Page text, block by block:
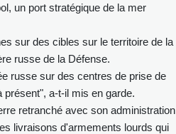
un port stratégique de la mer
sur des cibles sur le territoire de la
russe de la Défense.
russe sur des centres de prise de
a-t-il mis en garde.
retranché avec son administration
livraisons d'armements lourds qui